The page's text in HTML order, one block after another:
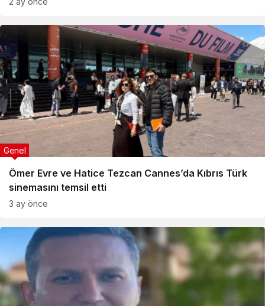
Ömer Evre ve Hatice Tezcan Cannes’da Kıbrıs Türk
sinemasını temsil etti
Genel
3 ay önce